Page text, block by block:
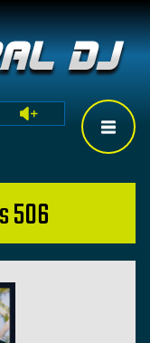
506